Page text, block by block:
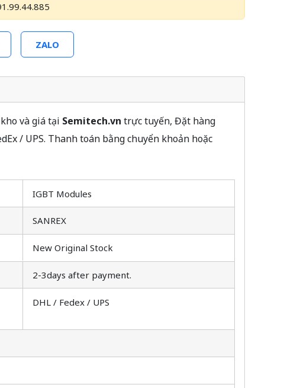
ZALO
và giá tại Semitech.vn trực tuyến, Đặt hàng
/ UPS. Thanh toán bằng chuyển khoản hoặc
IGBT Modules
SANREX
New Original Stock
2-3days after payment.
DHL / Fedex / UPS